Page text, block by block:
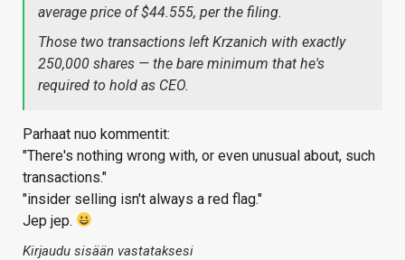
average price of $44.555, per the filing.
Those two transactions left Krzanich with exactly
250,000 shares — the bare minimum that he's
required to hold as CEO.
Parhaat nuo kommentit:
"There's nothing wrong with, or even unusual about, such
transactions."
"insider selling isn't always a red flag."
Jep jep.
Kirjaudu sisään vastataksesi